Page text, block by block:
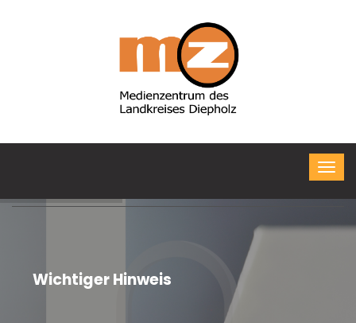
Wichtiger Hinweis